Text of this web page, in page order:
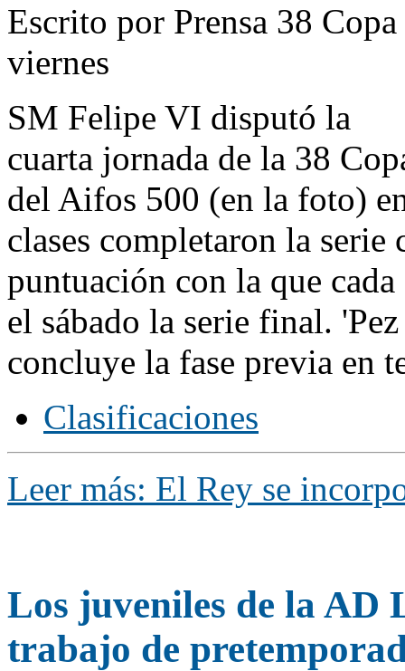
Escrito por Prensa 38
viernes
SM Felipe VI disputó la
cuarta jornada de la 38
del Aifos 500 (en la foto)
clases completaron la
puntuación con la que
el sábado la serie final.
concluye la fase previa en
Clasificaciones
Leer más: El Rey se
Los juveniles de la AD
trabajo de